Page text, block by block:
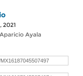
2021
Ayala